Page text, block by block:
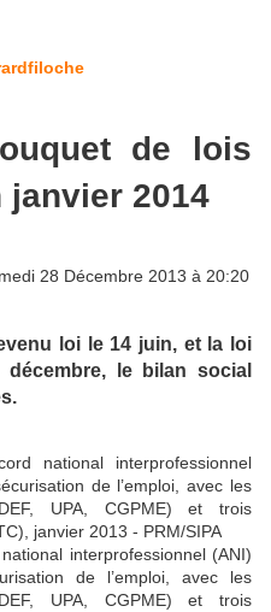
de lois
2014
28 Décembre 2013 à 20:20
loi le 14 juin, et la loi
le bilan social
interprofessionnel (ANI)
de l’emploi, avec les
UPA, CGPME) et trois